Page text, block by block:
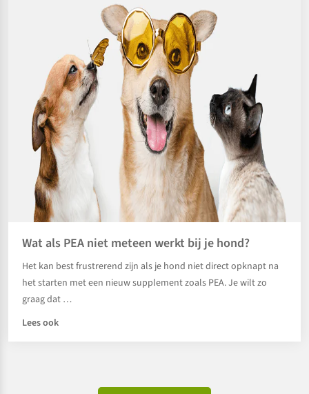
Wat als PEA niet meteen werkt bij je hond?
Het kan best frustrerend zijn als je hond niet direct opknapt na
het starten met een nieuw supplement zoals PEA. Je wilt zo
graag dat …
Lees ook